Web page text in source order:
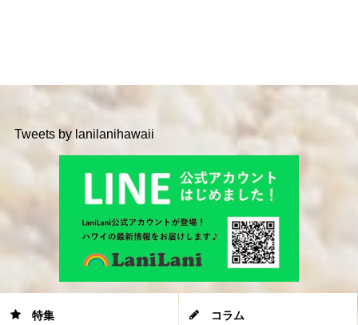
Tweets by lanilanihawaii
特集 コラム